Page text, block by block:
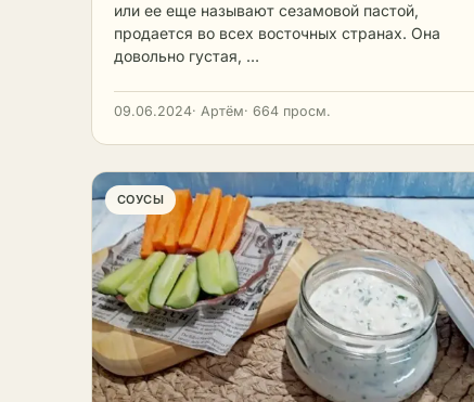
или ее еще называют сезамовой пастой,
продается во всех восточных странах. Она
довольно густая, …
09.06.2024· Артём· 664 просм.
СОУСЫ